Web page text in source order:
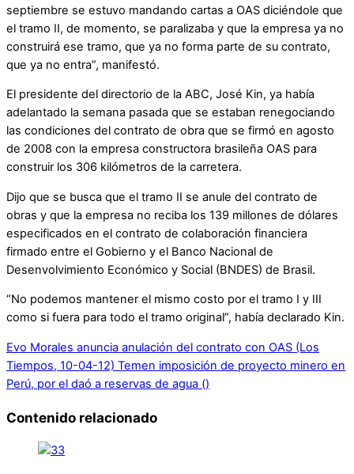
septiembre se estuvo mandando cartas a OAS diciéndole que
el tramo II, de momento, se paralizaba y que la empresa ya no
construirá ese tramo, que ya no forma parte de su contrato,
que ya no entra”, manifestó.
El presidente del directorio de la ABC, José Kin, ya había
adelantado la semana pasada que se estaban renegociando
las condiciones del contrato de obra que se firmó en agosto
de 2008 con la empresa constructora brasileña OAS para
construir los 306 kilómetros de la carretera.
Dijo que se busca que el tramo II se anule del contrato de
obras y que la empresa no reciba los 139 millones de dólares
especificados en el contrato de colaboración financiera
firmado entre el Gobierno y el Banco Nacional de
Desenvolvimiento Económico y Social (BNDES) de Brasil.
“No podemos mantener el mismo costo por el tramo I y III
como si fuera para todo el tramo original”, había declarado Kin.
Evo Morales anuncia anulación del contrato con OAS (Los
Tiempos, 10-04-12) Temen imposición de proyecto minero en
Perú, por el daó a reservas de agua ()
Contenido relacionado